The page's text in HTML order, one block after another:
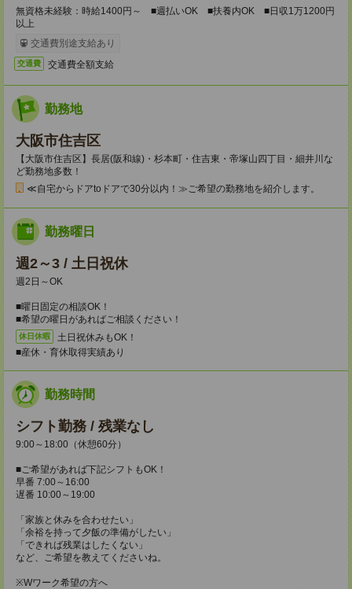
無資格未経験：時給1400円～ ■週払いOK ■扶養内OK ■日収1万1200円
以上
交通費別途支給あり
交通費 交通費全額支給
勤務地
大阪市住吉区
【大阪市住吉区】長居(阪和線)・杉本町・住吉東・帝塚山四丁目・細井川な
ど勤務地多数！
≪自宅からドアtoドアで30分以内！≫ご希望の勤務地を紹介します。
勤務曜日
週2～3 / 土日祝休
週2日～OK
■曜日固定の相談OK！
■希望の曜日があればご相談ください！
休日休暇
土日祝休みもOK！
■産休・育休取得実績あり
勤務時間
シフト勤務 / 残業なし
9:00～18:00（休憩60分）
■ご希望があれば下記シフトもOK！
早番 7:00～16:00
遅番 10:00～19:00
「家族と休みを合わせたい」
「余裕を持って夕飯の準備がしたい」
「できれば残業はしたくない」
など、ご希望を教えてくださいね。
※Wワーク希望の方へ